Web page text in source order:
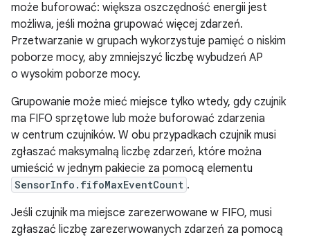
może buforować: większa oszczędność energii jest
możliwa, jeśli można grupować więcej zdarzeń.
Przetwarzanie w grupach wykorzystuje pamięć o niskim
poborze mocy, aby zmniejszyć liczbę wybudzeń AP
o wysokim poborze mocy.
Grupowanie może mieć miejsce tylko wtedy, gdy czujnik
ma FIFO sprzętowe lub może buforować zdarzenia
w centrum czujników. W obu przypadkach czujnik musi
zgłaszać maksymalną liczbę zdarzeń, które można
umieścić w jednym pakiecie za pomocą elementu
SensorInfo.fifoMaxEventCount .
Jeśli czujnik ma miejsce zarezerwowane w FIFO, musi
zgłaszać liczbę zarezerwowanych zdarzeń za pomocą